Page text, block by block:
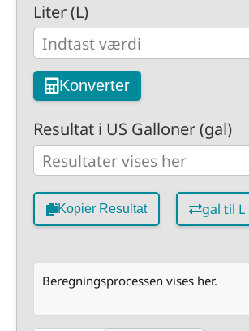
Liter (L)
Konverter
Resultat i US Galloner (gal)
Kopier Resultat gal til L
Beregningsprocessen vises her.